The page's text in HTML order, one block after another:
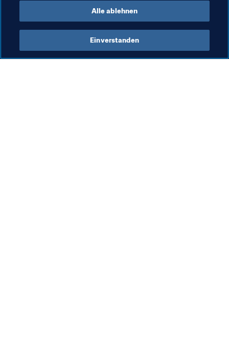
Alle ablehnen
Einverstanden